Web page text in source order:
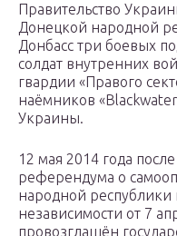
Правительство
Донецкой народной
Донбасс три боевых
солдат внутренних
гвардии «Правого
наёмников
Украины.
12 мая 2014 года
референдума о
народной республики
независимости от 7
провозглашён